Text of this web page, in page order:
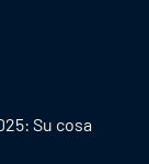
Su cosa